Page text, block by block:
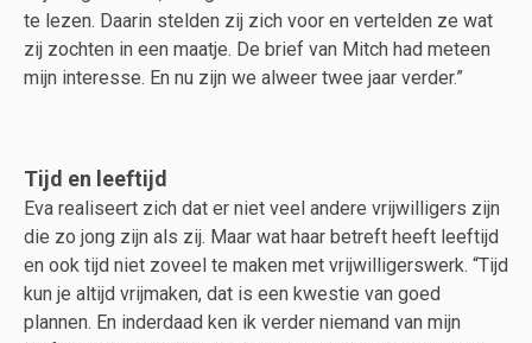
te lezen. Daarin stelden zij zich voor en vertelden ze wat
zij zochten in een maatje. De brief van Mitch had meteen
mijn interesse. En nu zijn we alweer twee jaar verder.”
Tijd en leeftijd
Eva realiseert zich dat er niet veel andere vrijwilligers zijn
die zo jong zijn als zij. Maar wat haar betreft heeft leeftijd
en ook tijd niet zoveel te maken met vrijwilligerswerk. “Tijd
kun je altijd vrijmaken, dat is een kwestie van goed
plannen. En inderdaad ken ik verder niemand van mijn